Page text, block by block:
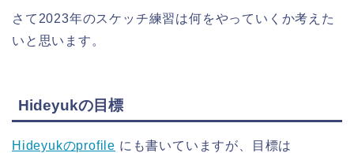
さて2023年のスケッチ練習は何をやっていくか考えた
いと思います。
Hideyukの目標
Hideyukのprofile にも書いていますが、目標は